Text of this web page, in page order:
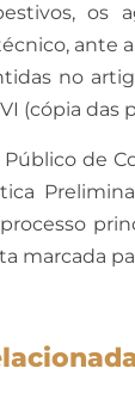
os
ante
no
(cópia das
de
marcada